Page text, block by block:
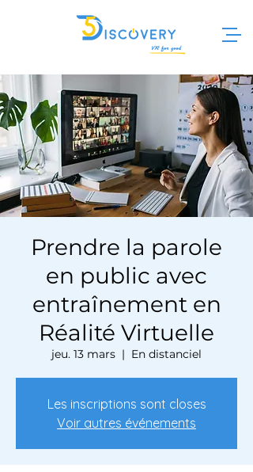
Prendre la parole
en public avec
entraînement en
Réalité Virtuelle
jeu. 13 mars
  |
En distanciel
Les inscriptions sont closes
Voir autres événements